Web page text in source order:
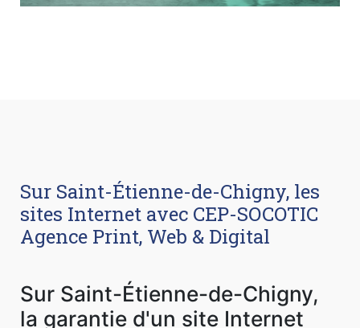
Sur Saint-Étienne-de-Chigny, les
sites Internet avec CEP-SOCOTIC
Agence Print, Web & Digital
Sur Saint-Étienne-de-Chigny,
la garantie d'un site Internet